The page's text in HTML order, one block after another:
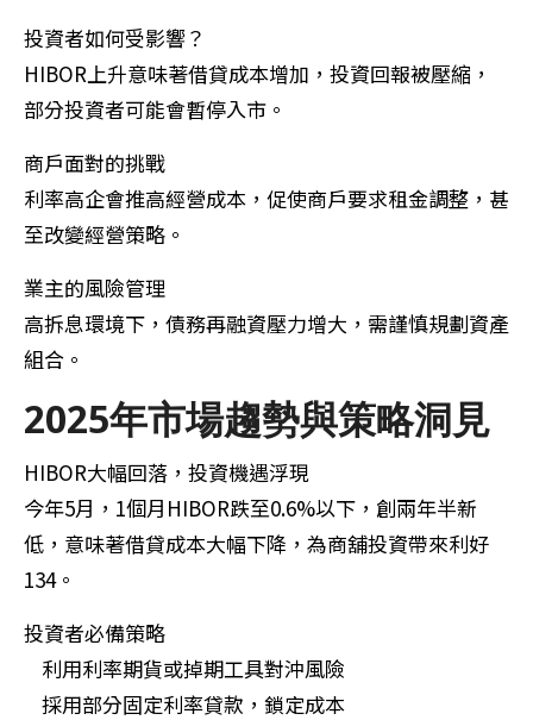
投資者如何受影響？
HIBOR上升意味著借貸成本增加，投資回報被壓縮，
部分投資者可能會暫停入市。
商戶面對的挑戰
利率高企會推高經營成本，促使商戶要求租金調整，甚
至改變經營策略。
業主的風險管理
高拆息環境下，債務再融資壓力增大，需謹慎規劃資產
組合。
2025年市場趨勢與策略洞見
HIBOR大幅回落，投資機遇浮現
今年5月，1個月HIBOR跌至0.6%以下，創兩年半新
低，意味著借貸成本大幅下降，為商舖投資帶來利好
134。
投資者必備策略
利用利率期貨或掉期工具對沖風險
採用部分固定利率貸款，鎖定成本